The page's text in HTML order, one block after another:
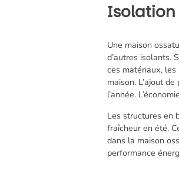
Une maison
d’autres isolants.
ces matériaux,
maison. L’ajout
l’année.
Les structures en
fraîcheur en été.
dans la maison
performance